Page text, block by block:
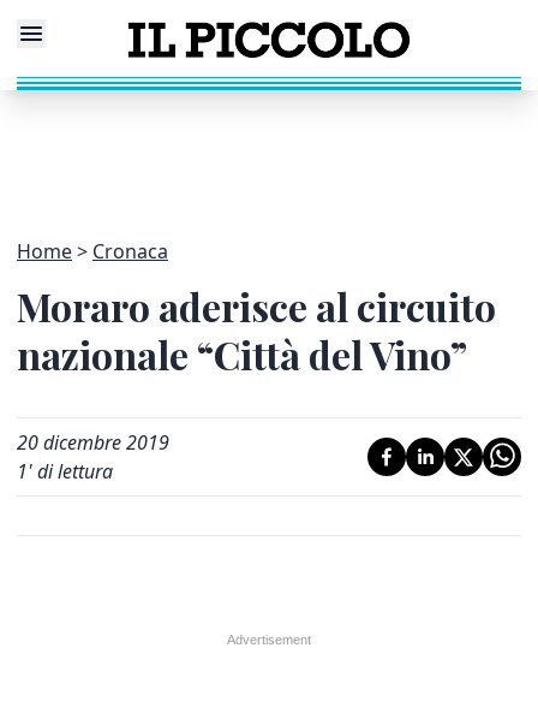
Home Cronaca
Moraro aderisce al circuito
nazionale “Città del Vino”
20 dicembre 2019
1' di lettura